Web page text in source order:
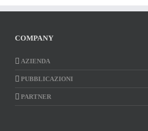
COMPANY
AZIENDA
PUBBLICAZIONI
PARTNER